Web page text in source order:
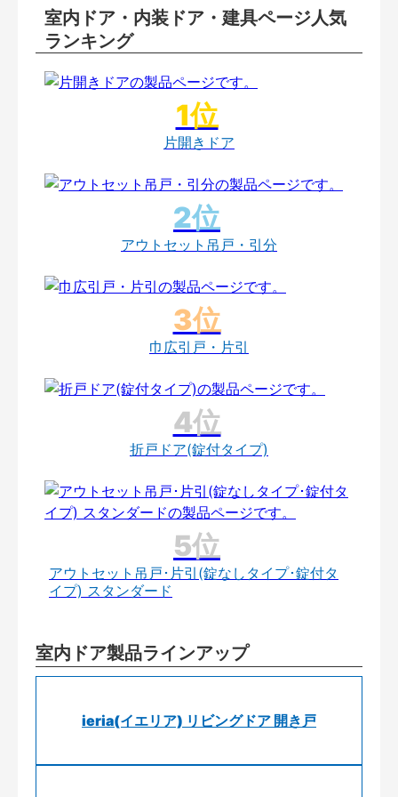
室内ドア・内装ドア・建具ページ人気
ランキング
片開きドア
アウトセット吊戸・引分
巾広引戸・片引
折戸ドア(錠付タイプ)
アウトセット吊戸･片引(錠なしタイプ･錠付タ
イプ) スタンダード
室内ドア製品ラインアップ
ieria(イエリア) リビングドア 開き戸